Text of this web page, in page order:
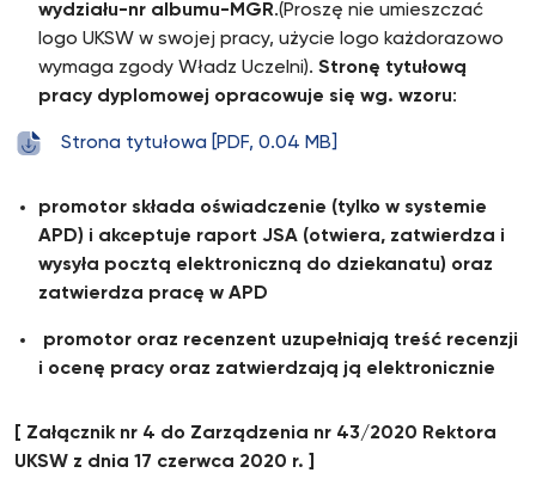
wydziału-nr albumu-MGR.(Proszę nie umieszczać
logo UKSW w swojej pracy, użycie logo każdorazowo
wymaga zgody Władz Uczelni). Stronę tytułową
pracy dyplomowej opracowuje się wg. wzoru:
Strona tytułowa [PDF, 0.04 MB]
promotor składa oświadczenie (tylko w systemie
APD) i akceptuje raport JSA (otwiera, zatwierdza i
wysyła pocztą elektroniczną do dziekanatu) oraz
zatwierdza pracę w APD
promotor oraz recenzent uzupełniają treść recenzji
i ocenę pracy oraz zatwierdzają ją elektronicznie
[ Załącznik nr 4 do Zarządzenia nr 43/2020 Rektora
UKSW z dnia 17 czerwca 2020 r. ]